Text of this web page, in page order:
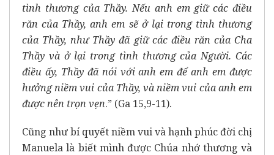
tình thương của Thầy. Nếu anh em giữ các điều
răn của Thầy, anh em sẽ ở lại trong tình thương
của Thầy, như Thầy đã giữ các điều răn của Cha
Thầy và ở lại trong tình thương của Người. Các
điều ấy, Thầy đã nói với anh em để anh em được
hưởng niềm vui của Thầy, và niềm vui của anh em
được nên trọn vẹn.” (Ga 15,9-11).
Cũng như bí quyết niềm vui và hạnh phúc đời chị
Manuela là biết mình được Chúa nhớ thương và